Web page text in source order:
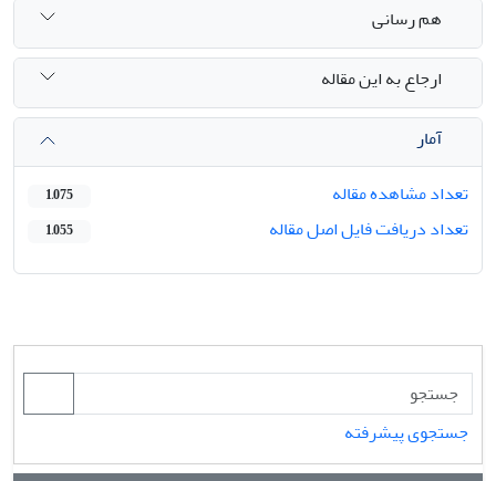
هم رسانی
ارجاع به این مقاله
آمار
تعداد مشاهده مقاله
1,075
تعداد دریافت فایل اصل مقاله 1,055
جستجوی پیشرفته